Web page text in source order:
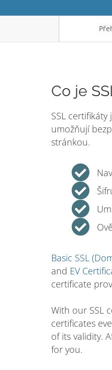
Co je
SSL
umožňují
stránkou.
Basic SSL
and EV
certificate
With our SSL
certificates
of its validity.
for you.